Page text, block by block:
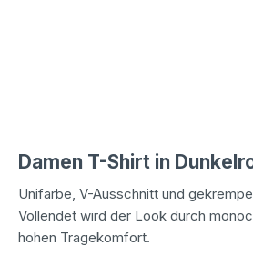
Damen T-Shirt in
Unifarbe, V-Ausschnitt und
Vollendet wird der Look durch
hohen Tragekomfort.